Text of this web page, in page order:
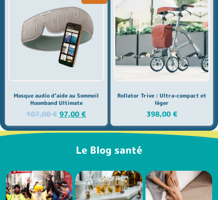
Masque audio d’aide au Sommeil
Hoomband Ultimate
107,00€ 97,00 €
Rollator Trive : Ultra-compact et
léger
398,00 €
Le Blog santé